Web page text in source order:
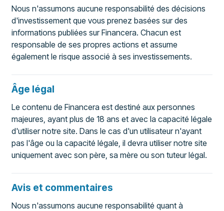
Nous n'assumons aucune responsabilité des décisions
d'investissement que vous prenez basées sur des
informations publiées sur Financera. Chacun est
responsable de ses propres actions et assume
également le risque associé à ses investissements.
Âge légal
Le contenu de Financera est destiné aux personnes
majeures, ayant plus de 18 ans et avec la capacité légale
d'utiliser notre site. Dans le cas d'un utilisateur n'ayant
pas l'âge ou la capacité légale, il devra utiliser notre site
uniquement avec son père, sa mère ou son tuteur légal.
Avis et commentaires
Nous n'assumons aucune responsabilité quant à